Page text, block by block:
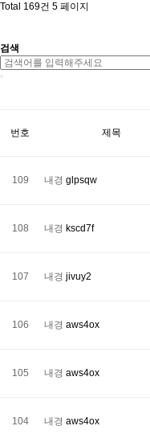
Total 169건 5 페이지
검색
번호 제목
109 내경 glpsqw
108 내경 kscd7f
107 내경 jivuy2
106 내경 aws4ox
105 내경 aws4ox
104 내경 aws4ox